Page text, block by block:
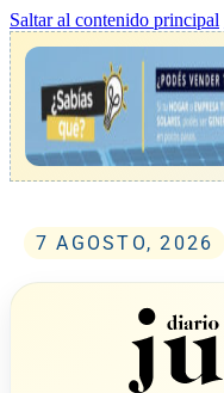
Saltar al contenido principal
7 AGOSTO, 2026